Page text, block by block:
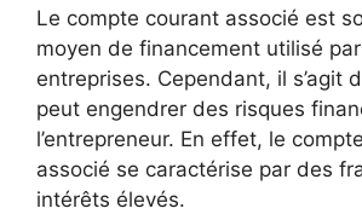
Le compte courant associé est
moyen de financement utilisé
entreprises. Cependant, il s’agit
peut engendrer des risques
l’entrepreneur. En effet, le
associé se caractérise par des
intérêts élevés.